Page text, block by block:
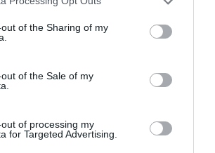
visit or usage behaviour. You may click to
to Google and its third-party tags to
specified purposes in below Google
of the Sharing of my
of the Sale of my
of processing my
for Targeted Advertising.
μόνο στους
στον
μπαλκόνι» –
και κοσμήματα